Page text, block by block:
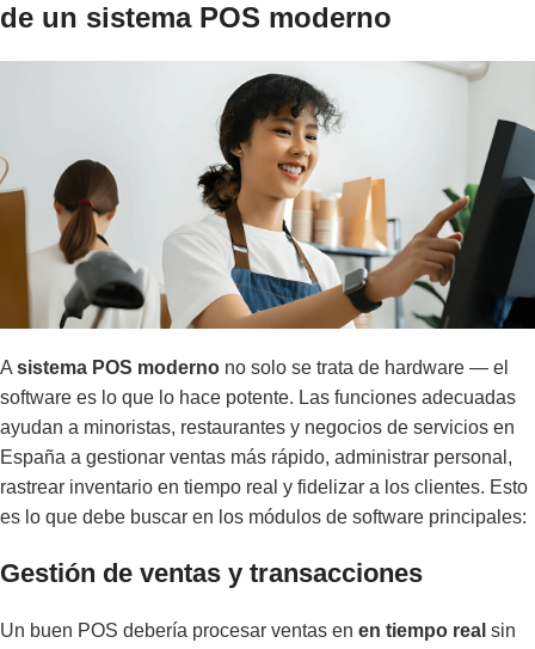
de un sistema POS moderno
A sistema POS moderno no solo se trata de hardware — el
software es lo que lo hace potente. Las funciones adecuadas
ayudan a minoristas, restaurantes y negocios de servicios en
España a gestionar ventas más rápido, administrar personal,
rastrear inventario en tiempo real y fidelizar a los clientes. Esto
es lo que debe buscar en los módulos de software principales:
Gestión de ventas y transacciones
Un buen POS debería procesar ventas en en tiempo real sin